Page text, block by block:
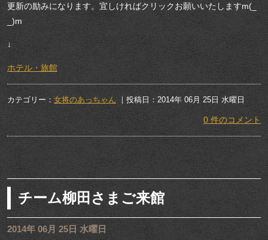
更新の励みになります。宜しければクリックお願いいたしますm(_
_)m
↓
ホテル・旅館
カテゴリー： 女将のあっちゃん ｜投稿日：2014年 06月 25日 水曜日
0 件のコメント
チーム柳田さまご来館
2014年 06月 25日 水曜日